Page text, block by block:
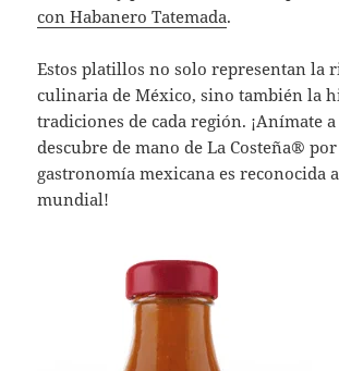
con Habanero Tatemada.
Estos platillos no solo representan la
culinaria de México, sino también la
tradiciones de cada región. ¡Anímate
descubre de mano de La Costeña®
gastronomía mexicana es reconocida
mundial!